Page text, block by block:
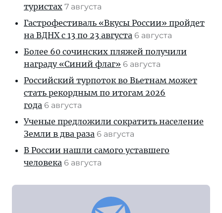
туристах 7 августа
Гастрофестиваль «Вкусы России» пройдет
на ВДНХ с 13 по 23 августа 6 августа
Более 60 сочинских пляжей получили
награду «Синий флаг» 6 августа
Российский турпоток во Вьетнам может
стать рекордным по итогам 2026
года 6 августа
Ученые предложили сократить население
Земли в два раза 6 августа
В России нашли самого уставшего
человека 6 августа